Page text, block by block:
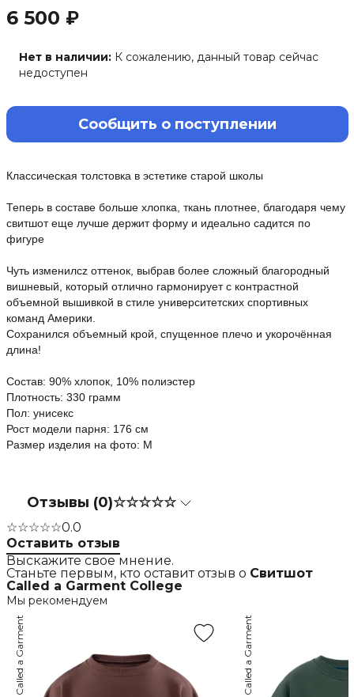
6 500 ₽
Нет в наличии: К сожалению, данный товар сейчас
недоступен
Сообщить о поступлении
Классическая толстовка в эстетике старой школы
Теперь в составе больше хлопка, ткань плотнее, благодаря чему
свитшот еще лучше держит форму и идеально садится по
фигуре
Чуть изменилcz оттенок, выбрав более сложный благородный
вишневый, который отлично гармонирует с контрастной
объемной вышивкой в стиле университетских спортивных
команд Америки.
Сохранился объемный крой, спущенное плечо и укорочённая
длина!
Состав: 90% хлопок, 10% полиэстер
Плотность: 330 грамм
Пол: унисекс
Рост модели парня: 176 см
Размер изделия на фото: М
Отзывы (0)☆☆☆☆☆
☆☆☆☆☆0.0
Оставить отзыв
Выскажите свое мнение.
Станьте первым, кто оставит отзыв о Свитшот
Called a Garment College
Мы рекомендуем
Called a Garment Called a Garment